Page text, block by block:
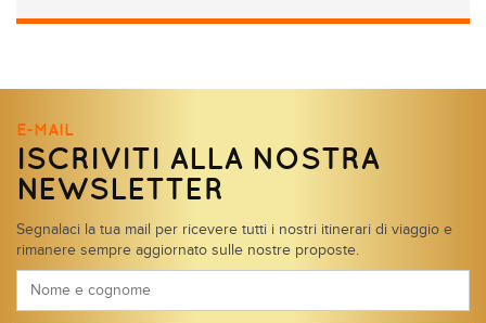
E-MAIL
ISCRIVITI ALLA NOSTRA
NEWSLETTER
Segnalaci la tua mail per ricevere tutti i nostri itinerari di viaggio e
rimanere sempre aggiornato sulle nostre proposte.